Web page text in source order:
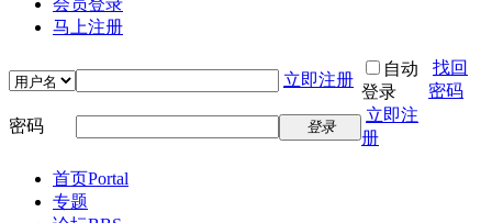
马上注册
立即注册
自动
登录
找回
密码
密码
登录
立即注
册
首页Portal
专题